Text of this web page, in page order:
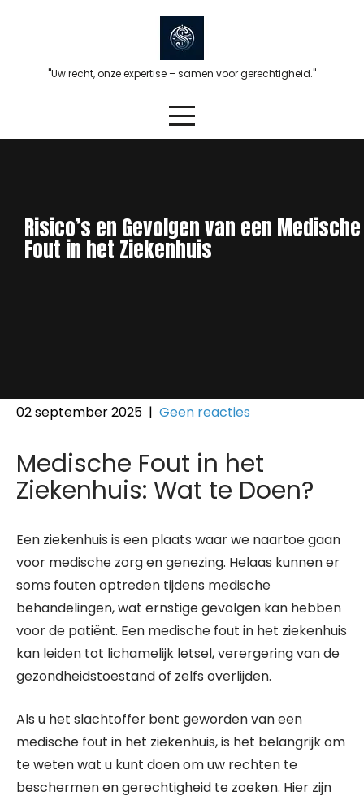
"Uw recht, onze expertise – samen voor gerechtigheid."
Risico’s en Gevolgen van een Medische
Fout in het Ziekenhuis
02 september 2025 | Geen reacties
Medische Fout in het
Ziekenhuis: Wat te Doen?
Een ziekenhuis is een plaats waar we naartoe gaan
voor medische zorg en genezing. Helaas kunnen er
soms fouten optreden tijdens medische
behandelingen, wat ernstige gevolgen kan hebben
voor de patiënt. Een medische fout in het ziekenhuis
kan leiden tot lichamelijk letsel, verergering van de
gezondheidstoestand of zelfs overlijden.
Als u het slachtoffer bent geworden van een
medische fout in het ziekenhuis, is het belangrijk om
te weten wat u kunt doen om uw rechten te
beschermen en gerechtigheid te zoeken. Hier zijn